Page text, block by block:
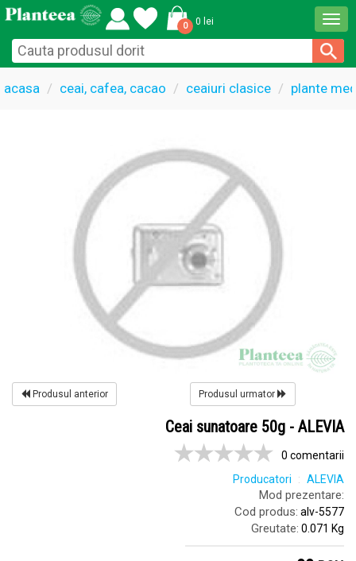
0 0 lei
acasa ceai, cafea, cacao ceaiuri clasice plante
Produsul anterior Produsul urmator
Ceai sunatoare 50g - ALEVIA
0 comentarii
Producatori
ALEVIA
Mod prezentare:
Cod produs: alv-5577
Greutate: 0.071 Kg